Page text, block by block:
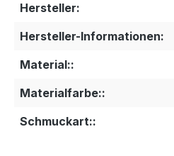
Hersteller:
Hersteller-Informationen:
Material::
Materialfarbe::
Schmuckart::